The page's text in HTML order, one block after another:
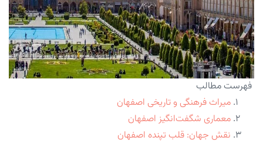
فهرست مطالب
میراث فرهنگی و تاریخی اصفهان
معماری شگفت‌انگیز اصفهان
نقش جهان: قلب تپنده اصفهان